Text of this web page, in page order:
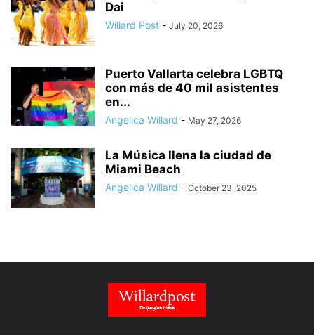
Dai
Willard Post - July 20, 2026
Puerto Vallarta celebra LGBTQ
con más de 40 mil asistentes
en...
Angelica Willard - May 27, 2026
La Música llena la ciudad de
Miami Beach
Angelica Willard - October 23, 2025